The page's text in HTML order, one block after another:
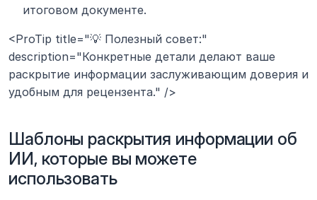
итоговом документе.
<ProTip title="💡 Полезный совет:"
description="Конкретные детали делают ваше
раскрытие информации заслуживающим доверия и
удобным для рецензента." />
Шаблоны раскрытия информации об
ИИ, которые вы можете
использовать